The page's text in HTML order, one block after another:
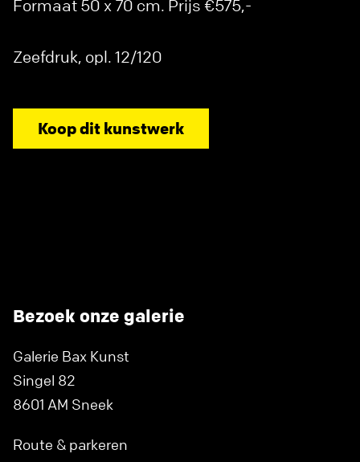
Formaat 50 x 70 cm. Prijs €575,-
Zeefdruk, opl. 12/120
Koop dit kunstwerk
Bezoek onze galerie
Galerie Bax Kunst
Singel 82
8601 AM Sneek
Route & parkeren